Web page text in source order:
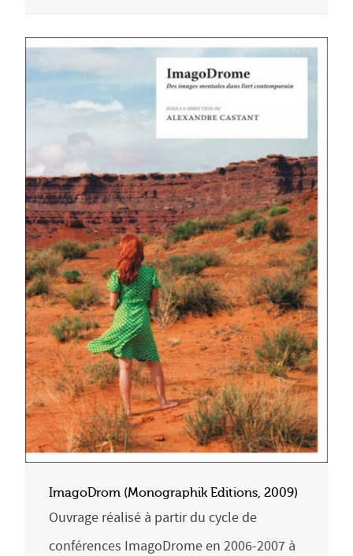
ImagoDrom (Monographik Editions, 2009)
Ouvrage réalisé à partir du cycle de
conférences ImagoDrome en 2006-2007 à